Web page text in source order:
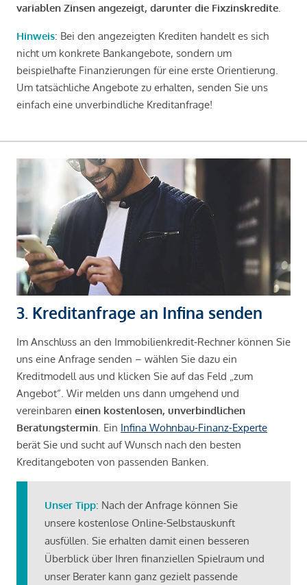
variablen Zinsen angezeigt, darunter die Fixzinskredite
Hinweis: Bei den angezeigten Krediten handelt es sich
nicht um konkrete Bankangebote, sondern um
beispielhafte Finanzierungen für eine erste Orientierung.
Um tatsächliche Angebote zu erhalten, senden Sie uns
einfach eine unverbindliche Kreditanfrage!
3. Kreditanfrage an Infina senden
Im Anschluss an den Immobilienkredit-Rechner können Sie
uns eine Anfrage senden – wählen Sie dazu ein
Kreditmodell aus und klicken Sie auf das Feld „zum
Angebot“. Wir melden uns dann umgehend und
vereinbaren einen kostenlosen, unverbindlichen
Beratungstermin . Ein Infina Wohnbau-Finanz-Experte
berät Sie und sucht auf Wunsch nach den besten
Kreditangeboten von passenden Banken.
Unser Tipp: Nach der Anfrage können Sie
unsere kostenlose Online-Selbstauskunft
ausfüllen. Sie erhalten damit einen besseren
Überblick über Ihren finanziellen Spielraum und
unser Berater kann ganz gezielt passende